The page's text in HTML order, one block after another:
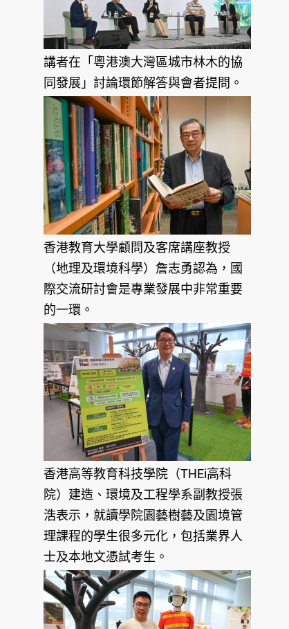
講者在「粵港澳大灣區城市林木的協
同發展」討論環節解答與會者提問。
香港教育大學顧問及客席講座教授
（地理及環境科學）詹志勇認為，國
際交流研討會是專業發展中非常重要
的一環。
香港高等教育科技學院（THEi高科
院）建造、環境及工程學系副教授張
浩表示，就讀學院園藝樹藝及園境管
理課程的學生很多元化，包括業界人
士及本地文憑試考生。